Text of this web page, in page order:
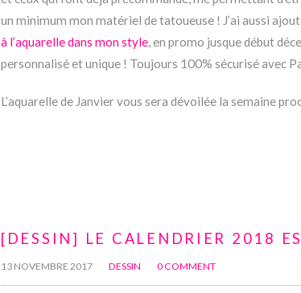
un minimum mon matériel de tatoueuse ! J’ai aussi
à l’aquarelle dans mon style, en promo jusque début
personnalisé et unique ! Toujours 100% sécurisé avec
L’aquarelle de Janvier vous sera dévoilée la semaine
[DESSIN] LE CALENDRIER 2018
13 NOVEMBRE 2017 DESSIN 0 COMMENT